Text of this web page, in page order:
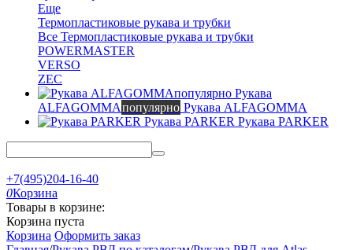
Еще
Термопластиковые рукава и трубки
Все Термопластиковые рукава и трубки
POWERMASTER
VERSO
ZEC
Рукава
ALFAGOMMAпопулярно Рукава ALFAGOMMA
Рукава PARKER Рукава PARKER
+7(495)204-16-40
0Корзина
Товары в корзине:
Корзина пуста
Корзина Оформить заказ